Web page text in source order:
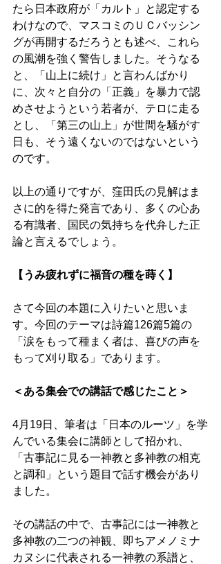
たら日本政府が「カルト」と認定する
わけなので、マスコミのＵＣバッシン
グが再開するだろうとも述べ、これら
の風潮を強く警告しました。そうなる
と、「山上に続け」と言わんばかり
に、次々と自分の「正義」を暴力で認
めさせようという若者が、テロに走る
とし、「第三の山上」が世間を騒がす
日も、そう遠くないのではないという
のです。
以上の通りですが、窪田氏の見解はま
さに的を得た発言であり、多くの心あ
る有識者、国民の気持ちを代弁した正
論と言えるでしょう。
【うみ疲れずに福音の種を蒔く】
さて今回の本題に入りたいと思いま
す。今回のテーマは詩篇126篇5篇の
「涙をもって種まく者は、喜びの声を
もって刈り取る」であります。
＜ある集会での講話で感じたこと＞
4月19日、筆者は「日本のルーツ」を学
んでいる集会に講師として招かれ、
「古事記に見る一神教と多神教の相克
と調和」という題目で話す機会があり
ました。
その講話の中で、古事記には一神教と
多神教の二つの神観、即ちアメノミナ
カヌシに代表される一神教の系譜と、